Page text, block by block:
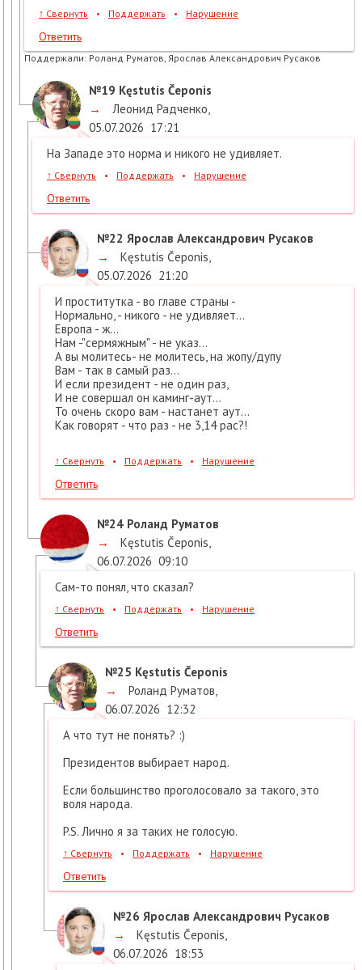
↑ Свернуть • Поддержать • Нарушение
Ответить
Поддержали: Роланд Руматов, Ярослав Александрович Русаков
№19 Kęstutis Čeponis
→
Леонид Радченко
05.07.2026 17:21
На Западе это норма и никого не удивляет.
↑ Свернуть • Поддержать • Нарушение
Ответить
№22 Ярослав Александрович Русаков
→
Kęstutis Čeponis
05.07.2026 21:20
И проститутка - во главе страны -
Нормально, - никого - не удивляет...
Европа - ж...
Нам -"сермяжным" - не указ...
А вы молитесь- не молитесь, на жопу/дупу
Вам - так в самый раз...
И если президент - не один раз,
И не совершал он каминг-аут...
То очень скоро вам - настанет аут...
Как говорят - что раз - не 3,14 рас?!
↑ Свернуть • Поддержать • Нарушение
Ответить
№24 Роланд Руматов
→
Kęstutis Čeponis
06.07.2026 09:10
Сам-то понял, что сказал?
↑ Свернуть • Поддержать • Нарушение
Ответить
№25 Kęstutis Čeponis
→
Роланд Руматов
06.07.2026 12:32
А что тут не понять? :)
Президентов выбирает народ.
Если большинство проголосовало за такого, это
воля народа.
P.S. Лично я за таких не голосую.
↑ Свернуть • Поддержать • Нарушение
Ответить
№26 Ярослав Александрович Русаков
→
Kęstutis Čeponis
06.07.2026 18:53